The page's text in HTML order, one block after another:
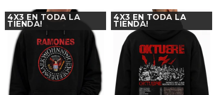
4X3 EN TODA LA
TIENDA!
4X3 EN TODA LA
TIENDA!